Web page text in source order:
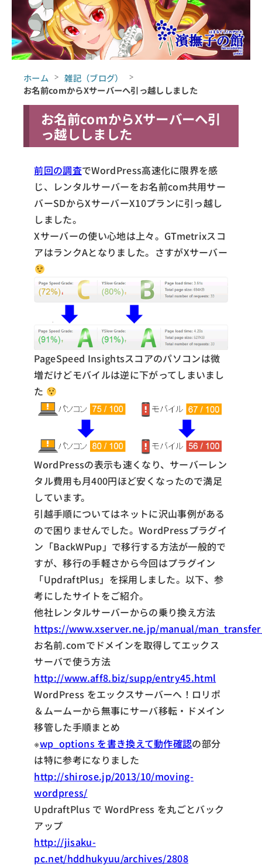
ホーム
雑記（ブログ）
お名前comからXサーバーへ引っ越ししました
お名前comからXサーバーへ引
っ越ししました
前回の調査でWordPress高速化に限界を感
じ、レンタルサーバーをお名前com共用サー
バーSDからXサーバーX10プランに引っ越し
しました。
Xサーバーの使い心地は上々。GTmetrixスコ
アはランクAとなりました。さすがXサーバー
PageSpeed Insightsスコアのパソコンは微
増だけどモバイルは逆に下がってしまいまし
た
WordPressの表示も速くなり、サーバーレン
タル費用も月400円ほど安くなったので満足
しています。
引越手順についてはネットに沢山事例がある
ので困りませんでした。WordPressプラグイ
ン「BackWPup」で移行する方法が一般的で
すが、移行の手軽さから今回はプラグイン
「UpdraftPlus」を採用しました。以下、参
考にしたサイトをご紹介。
他社レンタルサーバーからの乗り換え方法
https://www.xserver.ne.jp/manual/
お名前.comでドメインを取得してエックス
サーバで使う方法
http://www.aff8.biz/supp/entry45.html
WordPress をエックスサーバーへ！ロリポ
＆ムームーから無事にサーバ移転・ドメイン
移管した手順まとめ
※wp_options を書き換えて動作確認の部分
は特に参考になりました
http://shirose.jp/2013/10/moving-
wordpress/
UpdraftPlus で WordPress を丸ごとバック
アップ
http://jisaku-
pc.net/hddhukyuu/archives/2808